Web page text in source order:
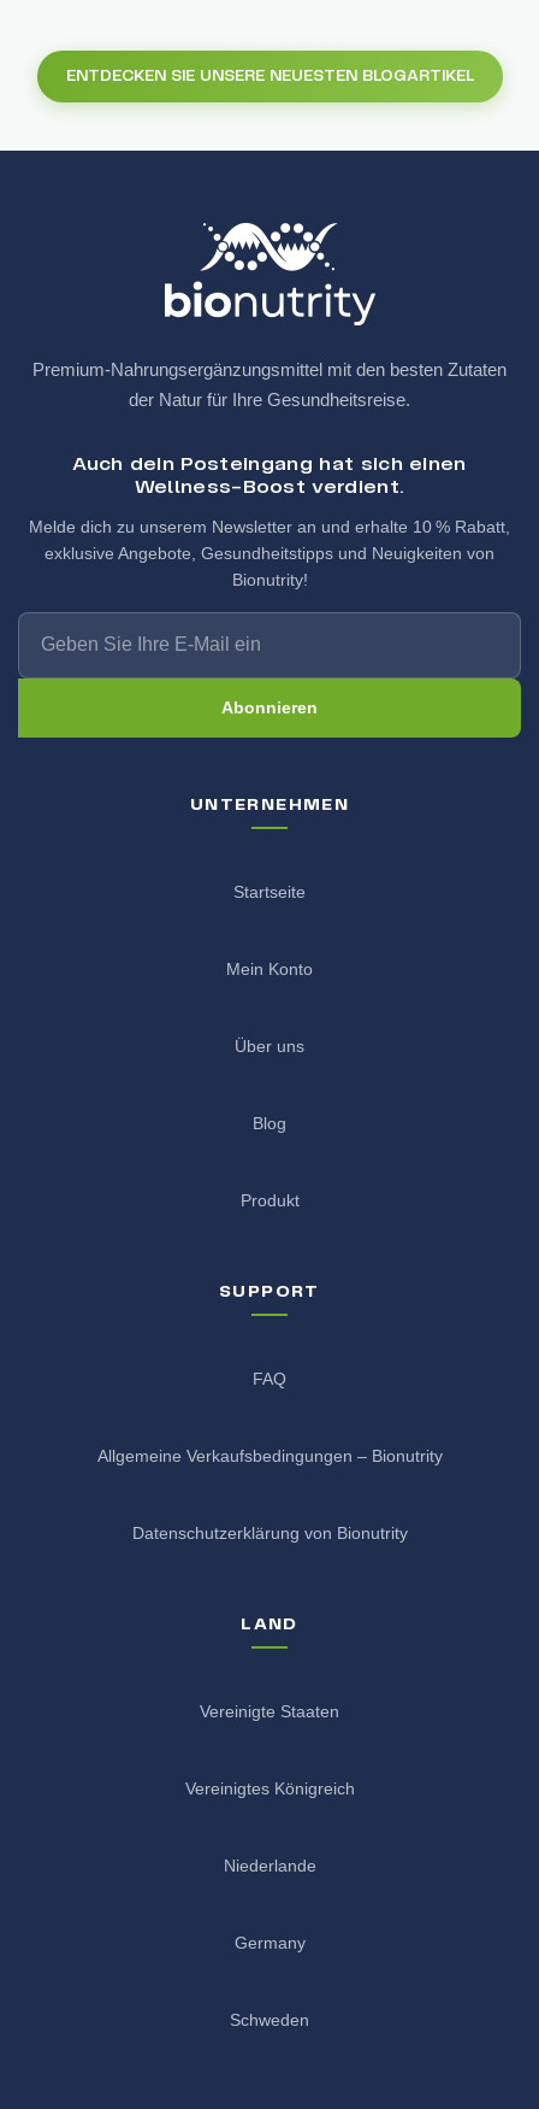
ENTDECKEN SIE UNSERE NEUESTEN BLOGARTIKEL
Premium-Nahrungsergänzungsmittel mit den besten Zutaten
der Natur für Ihre Gesundheitsreise.
Auch dein Posteingang hat sich einen
Wellness-Boost verdient.
Melde dich zu unserem Newsletter an und erhalte 10 % Rabatt,
exklusive Angebote, Gesundheitstipps und Neuigkeiten von
Bionutrity!
Abonnieren
UNTERNEHMEN
Startseite
Mein Konto
Über uns
Blog
Produkt
SUPPORT
FAQ
Allgemeine Verkaufsbedingungen – Bionutrity
Datenschutzerklärung von Bionutrity
LAND
Vereinigte Staaten
Vereinigtes Königreich
Niederlande
Germany
Schweden